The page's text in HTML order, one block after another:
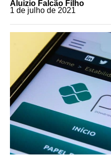
Aluizio Falcão Filho
1 de julho de 2021